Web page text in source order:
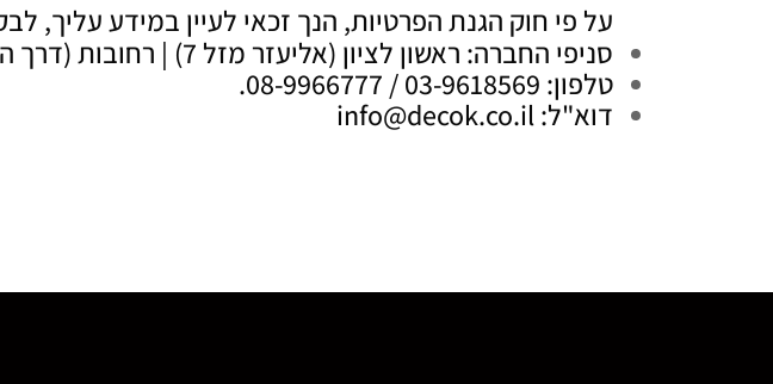
על פי חוק הגנת הפרטיות, הנך זכאי לעיין במידע עליך,
סניפי החברה: ראשון לציון (אליעזר מזל 7) | רחובות (דרך הים 12).
טלפון: 03-9618569 / 08-9966777.
דוא"ל: info@decok.co.il